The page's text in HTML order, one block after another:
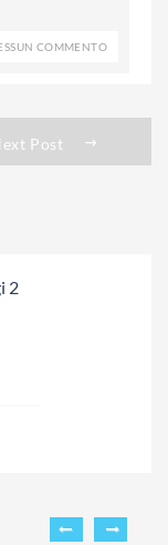
COMMENTO
Post
2